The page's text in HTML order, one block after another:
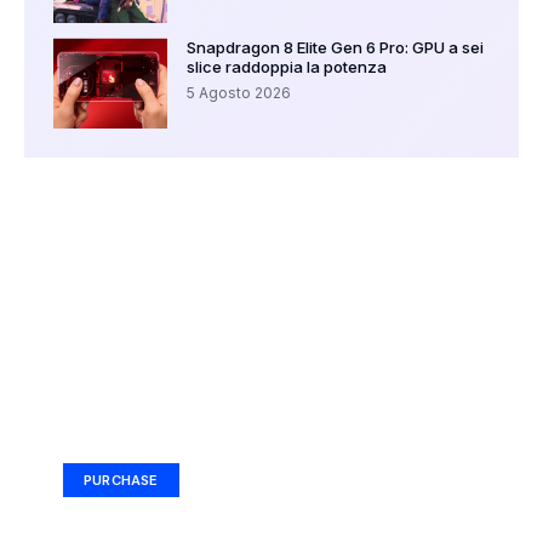
Snapdragon 8 Elite Gen 6 Pro: GPU a sei
slice raddoppia la potenza
5 Agosto 2026
PURCHASE